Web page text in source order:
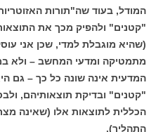
המודל, בעוד שה"תורות
"קטנים" ולהפיק מכך את
(שהיא מוגבלת למדי, שכן אני
מתמטיקה ומדעי המחשב – ולא
המדעית אינה שונה כל כך – גם
"קטנים" ובדיקת תוצאותיהם,
הכללית לתוצאות אלו (שאינה
התהליך).